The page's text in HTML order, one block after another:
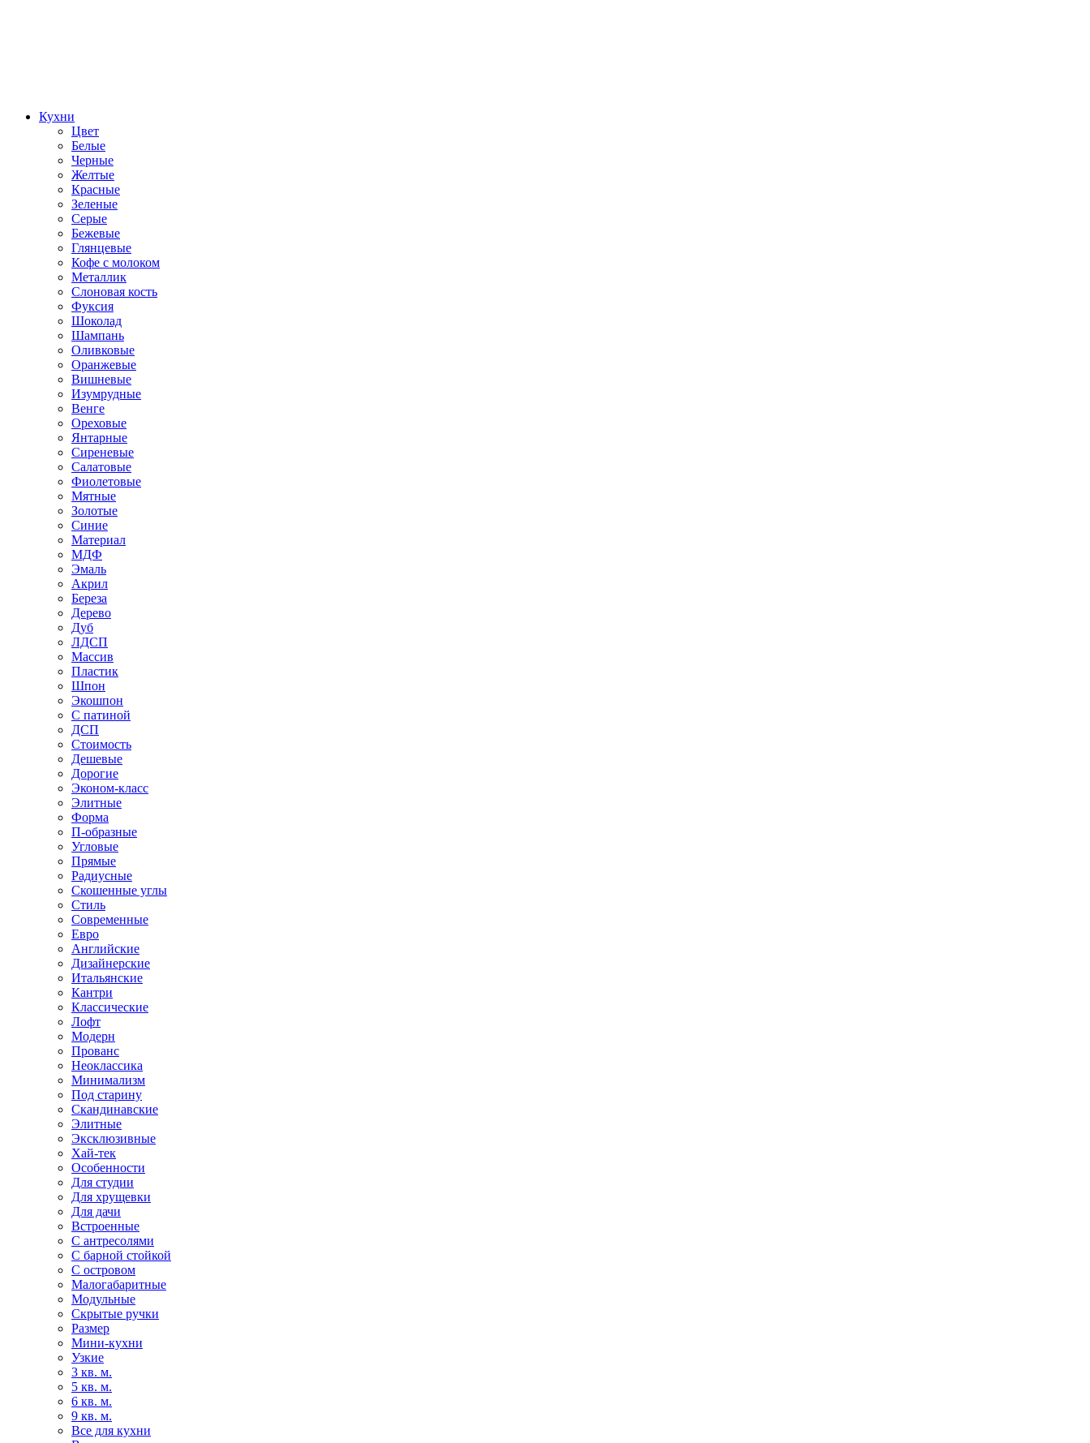
Кухни
Цвет
Белые
Черные
Желтые
Красные
Зеленые
Серые
Бежевые
Глянцевые
Кофе с молоком
Металлик
Слоновая кость
Фуксия
Шоколад
Шампань
Оливковые
Оранжевые
Вишневые
Изумрудные
Венге
Ореховые
Янтарные
Сиреневые
Салатовые
Фиолетовые
Мятные
Золотые
Синие
Материал
МДФ
Эмаль
Акрил
Береза
Дерево
Дуб
ЛДСП
Массив
Пластик
Шпон
Экошпон
С патиной
ДСП
Стоимость
Дешевые
Дорогие
Эконом-класс
Элитные
Форма
П-образные
Угловые
Прямые
Радиусные
Скошенные углы
Стиль
Современные
Евро
Английские
Дизайнерские
Итальянские
Кантри
Классические
Лофт
Модерн
Прованс
Неоклассика
Минимализм
Под старину
Скандинавские
Элитные
Эксклюзивные
Хай-тек
Особенности
Для студии
Для хрущевки
Для дачи
Встроенные
С антресолями
С барной стойкой
С островом
Малогабаритные
Модульные
Скрытые ручки
Размер
Мини-кухни
Узкие
3 кв. м.
5 кв. м.
6 кв. м.
9 кв. м.
Все для кухни